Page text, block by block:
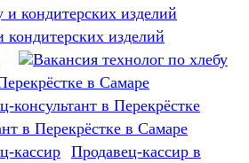
кондитерских изделий
в Самаре
в Перекрёстке в Самаре
Продавец-кассир в